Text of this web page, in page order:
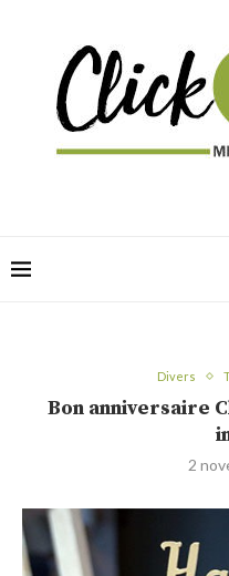
Divers
Bon anniversaire
2